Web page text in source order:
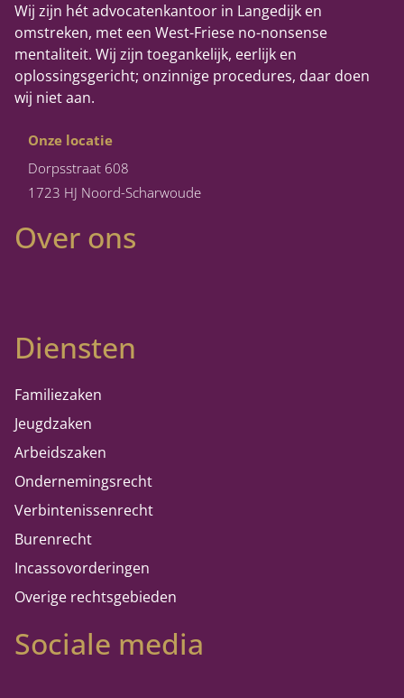
Wij zijn hét advocatenkantoor in Langedijk en
omstreken, met een West-Friese no-nonsense
mentaliteit. Wij zijn toegankelijk, eerlijk en
oplossingsgericht; onzinnige procedures, daar doen
wij niet aan.
Onze locatie
Dorpsstraat 608
1723 HJ Noord-Scharwoude
Over ons
Diensten
Familiezaken
Jeugdzaken
Arbeidszaken
Ondernemingsrecht
Verbintenissenrecht
Burenrecht
Incassovorderingen
Overige rechtsgebieden
Sociale media